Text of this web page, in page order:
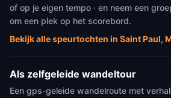
of op je eigen tempo · en neem een
om een plek op het scorebord.
Bekijk alle speurtochten in Saint Paul,
Als zelfgeleide wandeltour
Een gps-geleide wandelroute met